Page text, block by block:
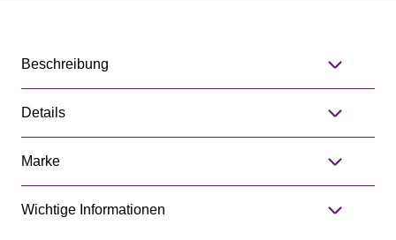
Beschreibung
Details
Marke
Wichtige Informationen